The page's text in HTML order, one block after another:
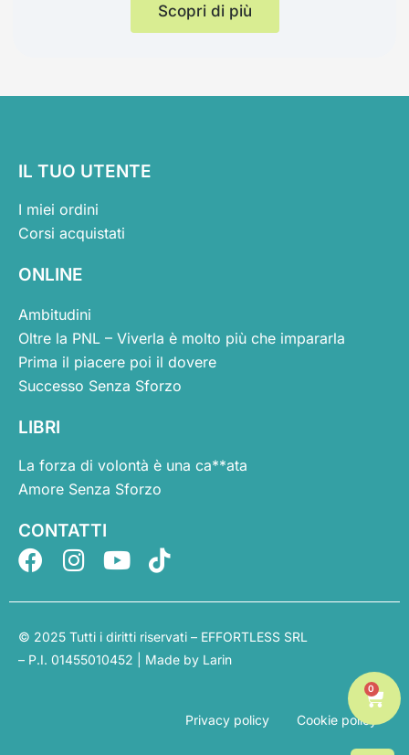
Scopri di più
0
IL TUO UTENTE
I miei ordini
Corsi acquistati
ONLINE
Ambitudini
Oltre la PNL – Viverla è molto più che impararla
Prima il piacere poi il dovere
Successo Senza Sforzo
LIBRI
La forza di volontà è una ca**ata
Amore Senza Sforzo
CONTATTI
F
c
e
b
I
s
t
a
Y
u
t
u
T
k
t
o
© 2025 Tutti i diritti riservati – EFFORTLESS SRL
– P.I. 01455010452 | Made by Larin
Privacy policy Cookie policy